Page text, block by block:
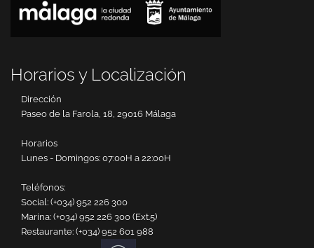
Horarios y Localización
Dirección
Paseo de la Farola, 18, 29016 Málaga
Horarios
Lunes - Domingos: 07:00H a 22:00H
Teléfonos:
Social: (+034) 952 226 300
Marina: (+034) 952 226 300 (Ext.5)
Restaurante: (+034) 952 601 988